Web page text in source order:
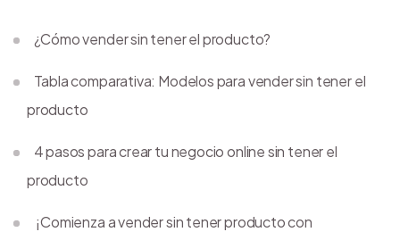
¿Cómo vender sin tener el producto?
Tabla comparativa: Modelos para vender sin tener el
producto
4 pasos para crear tu negocio online sin tener el
producto
¡Comienza a vender sin tener producto con